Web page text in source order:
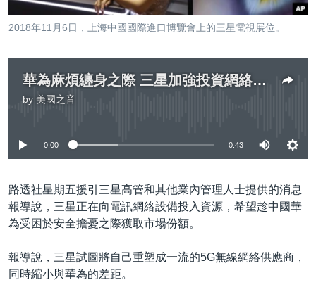
視頻
美國專訊
YOUTUBE頻道
新聞音頻
港人港心
建國史話
廣播節目表
國語
其他語言網站
2018年11月6日，上海中國國際進口博覽會上的三星電視展位。
華為麻煩纏身之際 三星加強投資網絡設備業務
by 美國之音
0:00 0:43
路透社星期五援引三星高管和其他業內管理人士提供的消息
報導說，三星正在向電訊網絡設備投入資源，希望趁中國華
為受困於安全擔憂之際獲取市場份額。
報導說，三星試圖將自己重塑成一流的5G無線網絡供應商，
同時縮小與華為的差距。